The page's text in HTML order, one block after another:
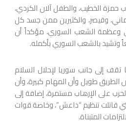
حمزة الخطيب، والطفل آلان الكردي،
وقيصر، والكثيرين ممن جسد كل
وعظمة الشعب السوري، مؤكداً أن
وتشيد بالشعب السوري بأكمله.
إلى جانب سوريا لإحلال السلام
الطريق طويل وأن المهام كبيرة، وأن
على الإرهاب مستمرة، إضافة إلى
قاتلت تنظيم “داعش”، وخاصة قوات
المتبناة.